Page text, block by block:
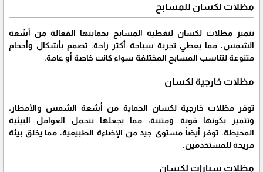
مظلات لكسان للمسابح
تتميز مظلات لكسان لتغطية المسابح بحمايتها الفعالة من أشعة
الشمس، مما يعطي تجربة سباحة أكثر راحة. تصمم بأشكال وأحجام
متنوعة لتناسب المسابح المختلفة سواء كانت خاصة أو عامة.
مظلات خارجية لكسان
توفر مظلات خارجية لكسان الحماية من أشعة الشمس والأمطار،
وتتميز بكونها قوية ومتينة، مما يجعلها تتحمل العوامل البيئية
المحيطة. توفر أيضاً مستوى جيد من الإضاءة الطبيعية، مما يخلق بيئة
مريحة للمستخدمين.
مظلات سيارات لكسان